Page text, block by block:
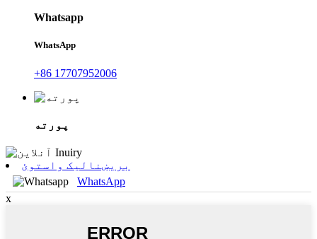
Whatsapp
WhatsApp
+86 17707952006
پورته
بریښنالیک واستوئ
WhatsApp
x